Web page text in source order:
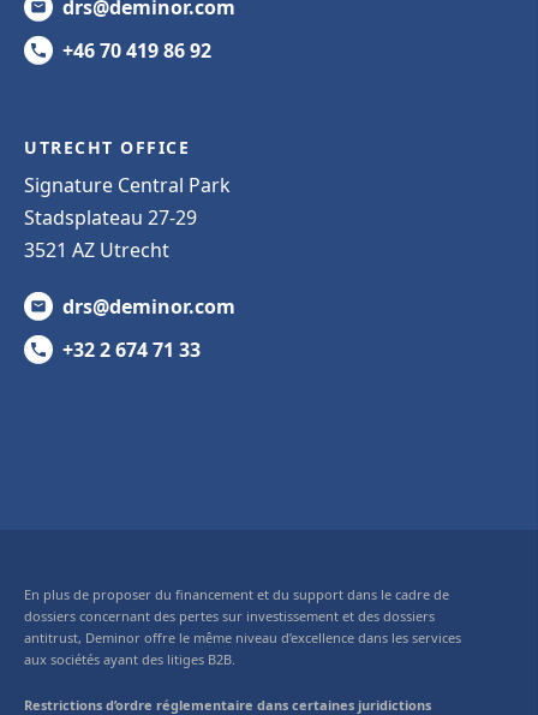
drs@deminor.com
+46 70 419 86 92
UTRECHT OFFICE
Signature Central Park
Stadsplateau 27-29
3521 AZ Utrecht
drs@deminor.com
+32 2 674 71 33
En plus de proposer du financement et du support dans le cadre de
dossiers concernant des pertes sur investissement et des dossiers
antitrust, Deminor offre le même niveau d’excellence dans les services
aux sociétés ayant des litiges B2B.
Restrictions d’ordre réglementaire dans certaines juridictions